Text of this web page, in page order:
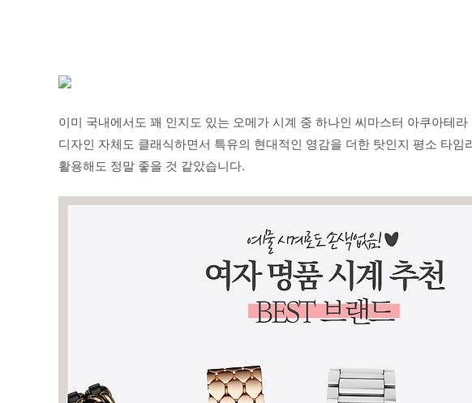
이미 국내에서도 꽤 인지도 있는 오메가 시계 중 하나인 씨마스터 아쿠아테
디자인 자체도 클래식하면서 특유의 현대적인 영감을 더한 탓인지 평소 타임
활용해도 정말 좋을 것 같았습니다.